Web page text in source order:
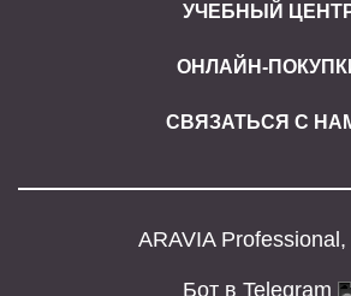
УЧЕБНЫЙ
ОНЛАЙН-
СВЯЗАТЬСЯ С
ARAVIA
Бот в Telegram